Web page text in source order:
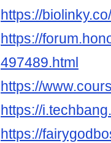
https://
https://
497489.html
https://
https://
https://